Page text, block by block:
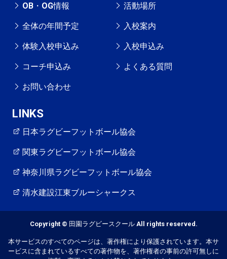
OB・OG情報 活動場所
全体の年間予定 入校案内
体験入校申込み 入校申込み
コーチ申込み よくある質問
お問い合わせ
LINKS
日本ラグビーフットボール協会
関東ラグビーフットボール協会
神奈川県ラグビーフットボール協会
清水建設江東ブルーシャークス
Copyright © 田園ラグビースクール All rights reserved.
本サービスのすべてのページは、著作権により保護されています。本サ
ービスに含まれているすべての著作物を、著作権者の事前の許可無しに